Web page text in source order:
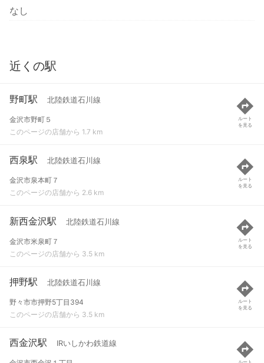
なし
近くの駅
野町駅 北陸鉄道石川線
金沢市野町５
このページの店舗から 1.7 km
ルート
を見る
西泉駅 北陸鉄道石川線
金沢市泉本町７
このページの店舗から 2.6 km
ルート
を見る
新西金沢駅 北陸鉄道石川線
金沢市米泉町７
このページの店舗から 3.5 km
ルート
を見る
押野駅 北陸鉄道石川線
野々市市押野5丁目394
このページの店舗から 3.5 km
ルート
を見る
西金沢駅 IRいしかわ鉄道線